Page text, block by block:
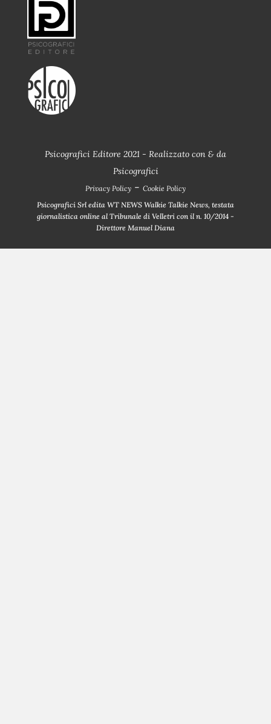
Psicografici Editore 2021 - Realizzato con & da
Psicografici
Privacy Policy - Cookie Policy
Psicografici Srl edita WT NEWS Walkie Talkie News, testata
giornalistica online al Tribunale di Velletri con il n. 10/2014 -
Direttore Manuel Diana